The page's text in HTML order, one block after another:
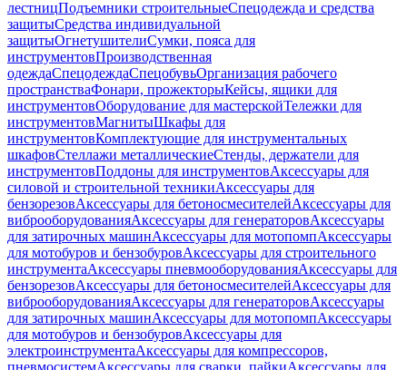
лестницПодъемники строительныеСпецодежда и средства
защитыСредства индивидуальной
защитыОгнетушителиСумки, пояса для
инструментовПроизводственная
одеждаСпецодеждаСпецобувьОрганизация рабочего
пространстваФонари, прожекторыКейсы, ящики для
инструментовОборудование для мастерскойТележки для
инструментовМагнитыШкафы для
инструментовКомплектующие для инструментальных
шкафовСтеллажи металлическиеСтенды, держатели для
инструментовПоддоны для инструментовАксессуары для
силовой и строительной техникиАксессуары для
бензорезовАксессуары для бетоносмесителейАксессуары для
виброоборудованияАксессуары для генераторовАксессуары
для затирочных машинАксессуары для мотопомпАксессуары
для мотобуров и бензобуровАксессуары для строительного
инструментаАксессуары пневмооборудованияАксессуары для
бензорезовАксессуары для бетоносмесителейАксессуары для
виброоборудованияАксессуары для генераторовАксессуары
для затирочных машинАксессуары для мотопомпАксессуары
для мотобуров и бензобуровАксессуары для
электроинструментаАксессуары для компрессоров,
пневмосистемАксессуары для сварки, пайкиАксессуары для